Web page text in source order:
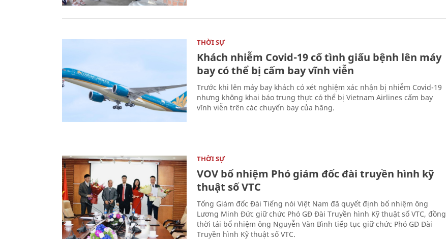
THỜI SỰ
Khách nhiễm Covid-19 cố tình giấu bệnh lên máy
bay có thể bị cấm bay vĩnh viễn
Trước khi lên máy bay khách có xét nghiệm xác nhận bị nhiễm Covid-19
nhưng không khai báo trung thực có thể bị Vietnam Airlines cấm bay
vĩnh viễn trên các chuyến bay của hãng.
THỜI SỰ
VOV bổ nhiệm Phó giám đốc đài truyền hình kỹ
thuật số VTC
Tổng Giám đốc Đài Tiếng nói Việt Nam đã quyết định bổ nhiệm ông
Lương Minh Đức giữ chức Phó GĐ Đài Truyền hình Kỹ thuật số VTC, đồng
thời tái bổ nhiệm ông Nguyễn Văn Bình tiếp tục giữ chức Phó GĐ Đài
Truyền hình Kỹ thuật số VTC.